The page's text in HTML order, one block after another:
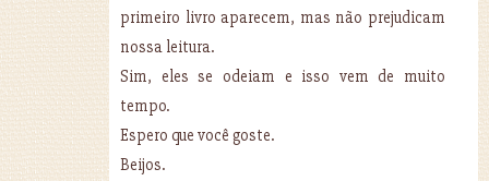
primeiro livro aparecem, mas não prejudicam
nossa leitura.
Sim, eles se odeiam e isso vem de muito
tempo.
Espero que você goste.
Beijos.